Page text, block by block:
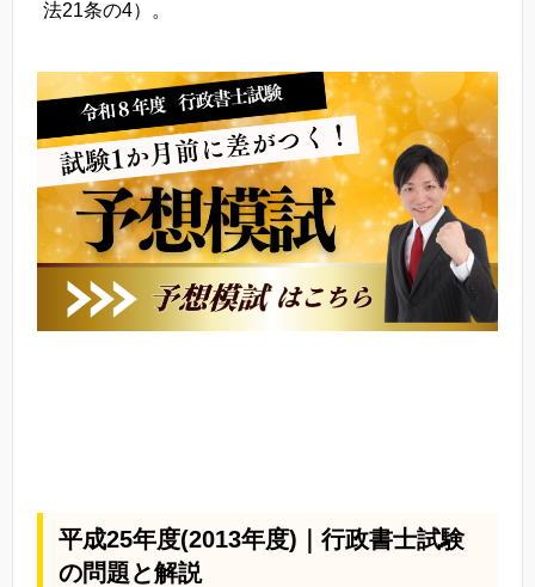
法21条の4）。
平成25年度(2013年度)｜行政書士試験
の問題と解説